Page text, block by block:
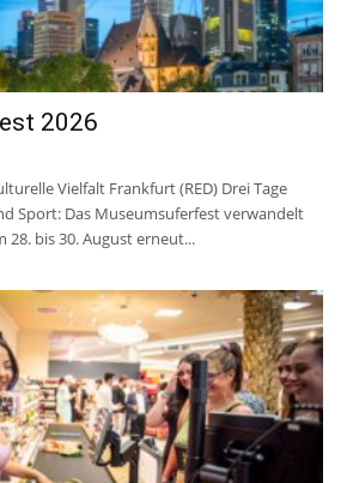
2026
Vielfalt Frankfurt (RED) Drei Tage
Sport: Das Museumsuferfest verwandelt
bis 30. August erneut...